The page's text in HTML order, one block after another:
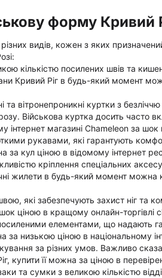
форму Кривий
видів, кожен з яких
кількістю посилених швів та
Кривий Ріг в будь-який момент
вітронепроникні куртки з
Військова куртка досить часто
інтернет магазині Chameleon за
рукавами, які гарантують
кул ціною в відомому інтернет
кріплення спеціальних
жилети в будь-який момент можна
які забезпечують захист ніг та
ціною в кращому онлайн-торгівлі
елементами, що надають
низькою ціною в національному
за різних умов. Важливо
купити її можна за ціною в
та сумки з великою кількістю